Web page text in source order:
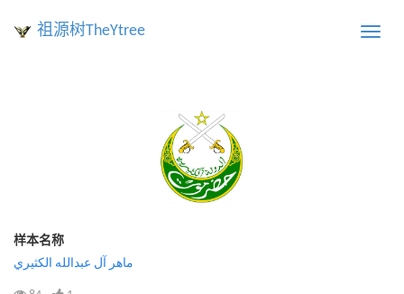
Toggle
祖源树TheYtree
样本名称
ماهر آل عبدالله الكثيري